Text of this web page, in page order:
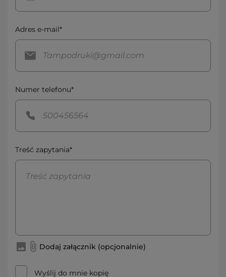
Adres e-mail*
Numer telefonu*
Treść zapytania*
Dodaj załącznik (opcjonalnie)
Wyślij do mnie kopię